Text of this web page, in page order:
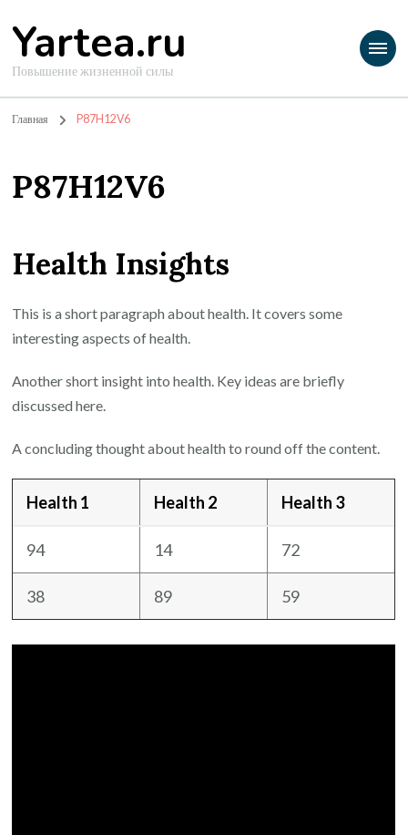
Yartea.ru
Повышение жизненной силы
Главная P87H12V6
P87H12V6
Health Insights
This is a short paragraph about health. It covers some
interesting aspects of health.
Another short insight into health. Key ideas are briefly
discussed here.
A concluding thought about health to round off the content.
Health 1 Health 2 Health 3
94 14 72
38 89 59